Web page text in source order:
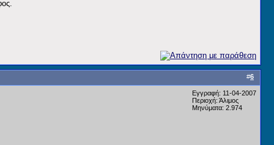
#6
Εγγραφή: 11-04-2007
Περιοχή: Άλιμος
Μηνύματα: 2.974